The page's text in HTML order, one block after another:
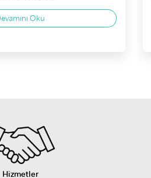
Oku
Hizmetler